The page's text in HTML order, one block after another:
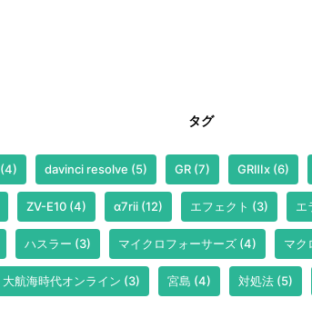
タグ
(4) davinci resolve (5) GR (7) GRⅢx (6)
ZV-E10 (4) α7rii (12) エフェクト (3) エ
ハスラー (3) マイクロフォーサーズ(4) マク
大航海時代オンライン (3) 宮島 (4) 対処法(5)